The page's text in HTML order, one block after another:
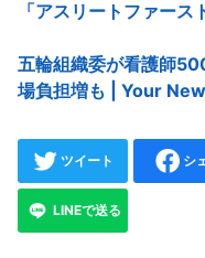
「アスリートファー
五輪組織委が看護師
場負担増も | Your
ツイート シ
LINEで送る